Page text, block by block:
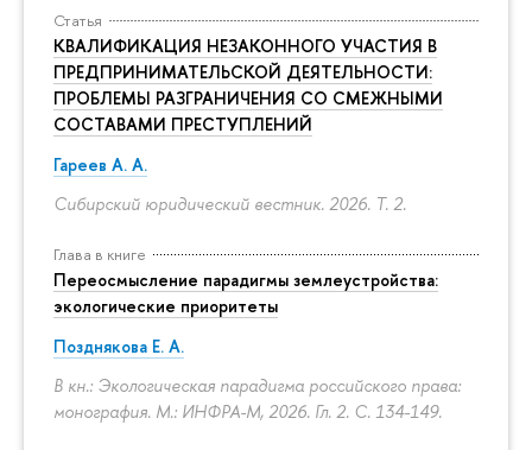
Статья
КВАЛИФИКАЦИЯ НЕЗАКОННОГО УЧАСТИЯ В
ПРЕДПРИНИМАТЕЛЬСКОЙ ДЕЯТЕЛЬНОСТИ:
ПРОБЛЕМЫ РАЗГРАНИЧЕНИЯ СО СМЕЖНЫМИ
СОСТАВАМИ ПРЕСТУПЛЕНИЙ
Гареев А. А.
Сибирский юридический вестник. 2026. Т. 2.
Глава в книге
Переосмысление парадигмы землеустройства:
экологические приоритеты
Позднякова Е. А.
В кн.: Экологическая парадигма российского права:
монография. М.: ИНФРА-М, 2026. Гл. 2. С. 134-149.